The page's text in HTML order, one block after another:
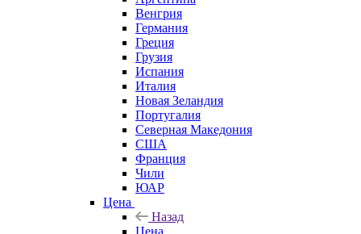
Венгрия
Германия
Греция
Грузия
Испания
Италия
Новая Зеландия
Португалия
Северная Македония
США
Франция
Чили
ЮАР
Цена
Назад
Цена